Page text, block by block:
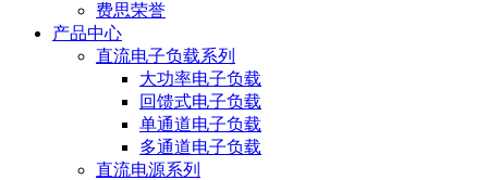
费思荣誉
产品中心
直流电子负载系列
大功率电子负载
回馈式电子负载
单通道电子负载
多通道电子负载
直流电源系列